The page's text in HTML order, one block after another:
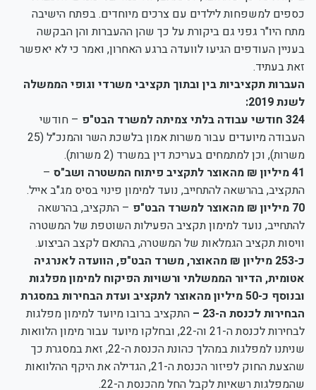
כספים למשפחות לילדים עם צרכים מיוחדים. בפתח הישיבה
מתח היו"ר גפני גם ביקורת על כך שהן ההעברות והן הבקשה
בעניין העודפים הגיעו לוועדה ברגע האחרון, ואמר כי לא יאפשר
זאת בעתיד.
העברות תקציביות בין ובתוך תקציבי משרדי וגופי הממשלה
לשנת 2019:
324 חודשי עבודה בלתי צמיתה למשרד הבט"פ
– חודשי
העבודה מיועדים עבור משרות אמון בלשכת השר והמנכ"ל (25
משרות), וכן למתמחים בעריכת דין במשרד (2 משרות).
41 מיליון ₪ מהאוצר לתקציב פיתוח המשטרה ושב"ס
–
התקציב, בהרשאה להתחייב, נועד למימון פינוי בסיס מג"ב אייל.
70 מיליון ₪ מהאוצר למשרד הבט"פ
– התקציב, בהרשאה
להתחייב, נועד למימון תקציב הפעילות השוטפת של המשטרה
וויסות תקציב הגמלאות של המשטרה, בהתאם לקצב הביצוע.
כ-253 מיליון ₪ מהאוצר, משרד הבט"פ, הוועדה לאנרגיה
אטומית, הדיור הממשלתי ורשויות הפיקוח למימון מפלגות
ובנוסף כ-50 מיליון מהאוצר לתקציב ועדת הבחירות במסגרת
הבחירות לכנסת ה-23 –
התקציב ברובו מיועד למימון מפלגות
לבחירות לכנסת ה-21 וה-22, ובחלקו מיועד עבור מימון הלוואות
שניתנו למפלגות במהלך כהונת הכנסת ה-22, זאת במסגרת כך
שהצעת החוק לפיזור הכנסת ה-21, הגדילה את היקף ההלוואות
שהמפלגות רשאיות לקבל החל מהכנסת ה-22.